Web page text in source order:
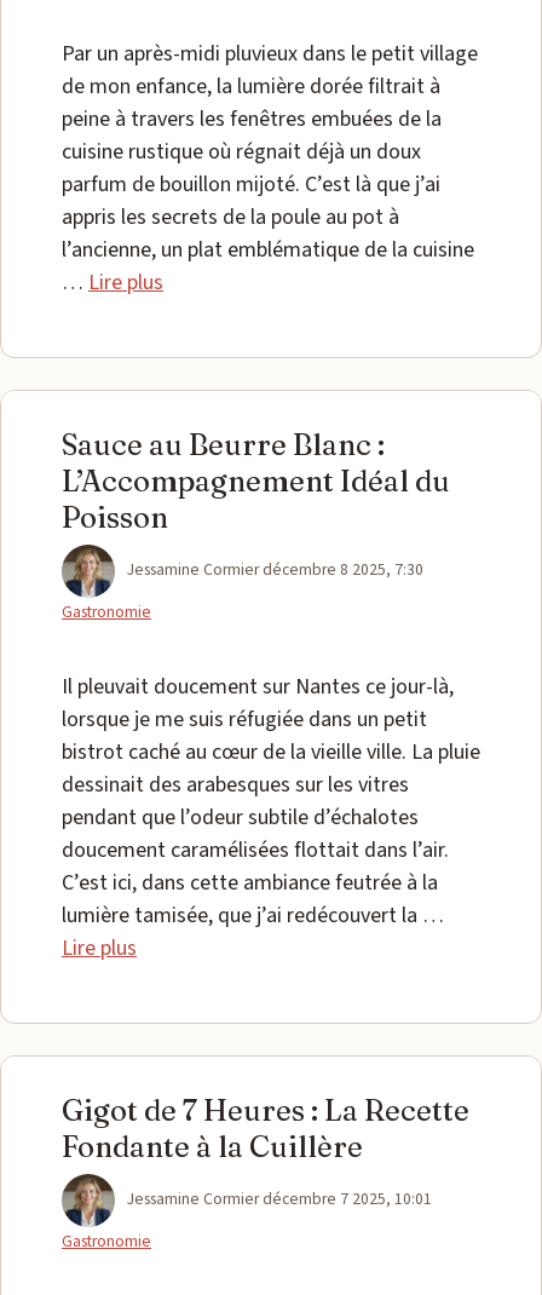
Par un après-midi pluvieux dans le petit village
de mon enfance, la lumière dorée filtrait à
peine à travers les fenêtres embuées de la
cuisine rustique où régnait déjà un doux
parfum de bouillon mijoté. C’est là que j’ai
appris les secrets de la poule au pot à
l’ancienne, un plat emblématique de la cuisine
… Lire plus
Sauce au Beurre Blanc :
L’Accompagnement Idéal du
Poisson
Jessamine Cormierdécembre 8 2025, 7:30
Gastronomie
Il pleuvait doucement sur Nantes ce jour-là,
lorsque je me suis réfugiée dans un petit
bistrot caché au cœur de la vieille ville. La pluie
dessinait des arabesques sur les vitres
pendant que l’odeur subtile d’échalotes
doucement caramélisées flottait dans l’air.
C’est ici, dans cette ambiance feutrée à la
lumière tamisée, que j’ai redécouvert la …
Lire plus
Gigot de 7 Heures : La Recette
Fondante à la Cuillère
Jessamine Cormierdécembre 7 2025, 10:01
Gastronomie